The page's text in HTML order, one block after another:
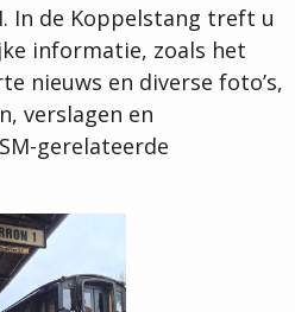
In de Koppelstang treft u
informatie, zoals het
nieuws en diverse foto’s,
verslagen en
gerelateerde